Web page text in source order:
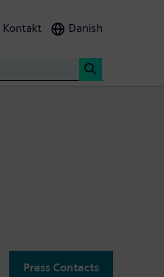
Kontakt Danish
Press Contacts